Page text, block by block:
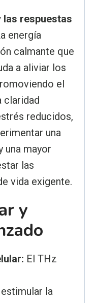
las respuestas
energía
calmante que
a aliviar los
el
claridad
reducidos,
una
una mayor
las
vida exigente.
y
El THz
la